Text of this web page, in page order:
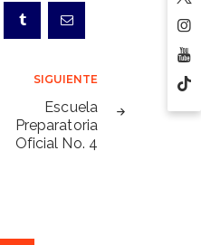
SIGUIENTE
Escuela
Preparatoria
Oficial No. 4